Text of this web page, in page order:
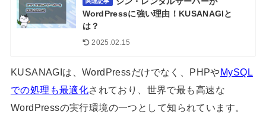
WordPressに強い理由！KUSANAGIと
は？
2025.02.15
KUSANAGIは、WordPressだけでなく、PHPやMySQL
での処理も最適化されており、世界で最も高速な
WordPressの実行環境の一つとして知られています。